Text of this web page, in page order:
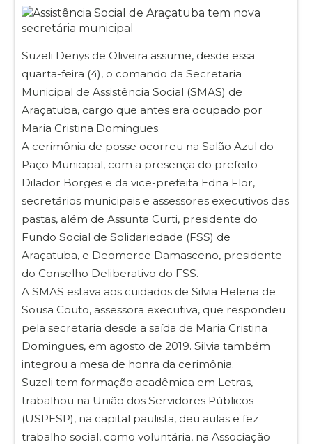
Suzeli Denys de Oliveira assume, desde essa
quarta-feira (4), o comando da Secretaria
Municipal de Assistência Social (SMAS) de
Araçatuba, cargo que antes era ocupado por
Maria Cristina Domingues.
A cerimônia de posse ocorreu na Salão Azul do
Paço Municipal, com a presença do prefeito
Dilador Borges e da vice-prefeita Edna Flor,
secretários municipais e assessores executivos das
pastas, além de Assunta Curti, presidente do
Fundo Social de Solidariedade (FSS) de
Araçatuba, e Deomerce Damasceno, presidente
do Conselho Deliberativo do FSS.
A SMAS estava aos cuidados de Silvia Helena de
Sousa Couto, assessora executiva, que respondeu
pela secretaria desde a saída de Maria Cristina
Domingues, em agosto de 2019. Silvia também
integrou a mesa de honra da cerimônia.
Suzeli tem formação acadêmica em Letras,
trabalhou na União dos Servidores Públicos
(USPESP), na capital paulista, deu aulas e fez
trabalho social, como voluntária, na Associação